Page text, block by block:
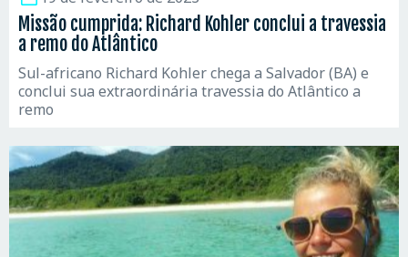
Missão cumprida: Richard Kohler conclui a travessia
a remo do Atlântico
Sul-africano Richard Kohler chega a Salvador (BA) e
conclui sua extraordinária travessia do Atlântico a
remo